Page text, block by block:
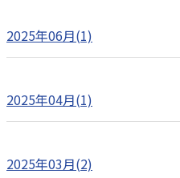
2025年06月(1)
2025年04月(1)
2025年03月(2)